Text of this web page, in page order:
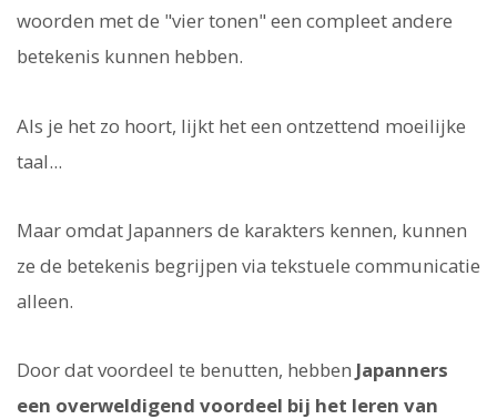
woorden met de "vier tonen" een compleet andere
betekenis kunnen hebben.
Als je het zo hoort, lijkt het een ontzettend moeilijke
taal...
Maar omdat Japanners de karakters kennen, kunnen
ze de betekenis begrijpen via tekstuele communicatie
alleen.
Door dat voordeel te benutten, hebben Japanners
een overweldigend voordeel bij het leren van